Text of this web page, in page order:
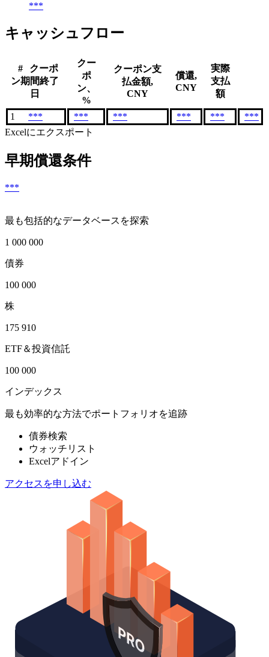
***
キャッシュフロー
#
クーポ
ン期間終了
日
クー
ポ
ン、
%
クーポン支
払金額,
CNY
償還,
CNY
実際
支払
額
1 *** *** *** *** ***
***
Excelにエクスポート
早期償還条件
***
最も包括的なデータベースを探索
1 000 000
債券
100 000
株
175 910
ETF＆投資信託
100 000
インデックス
最も効率的な方法でポートフォリオを追跡
債券検索
ウォッチリスト
Excelアドイン
アクセスを申し込む